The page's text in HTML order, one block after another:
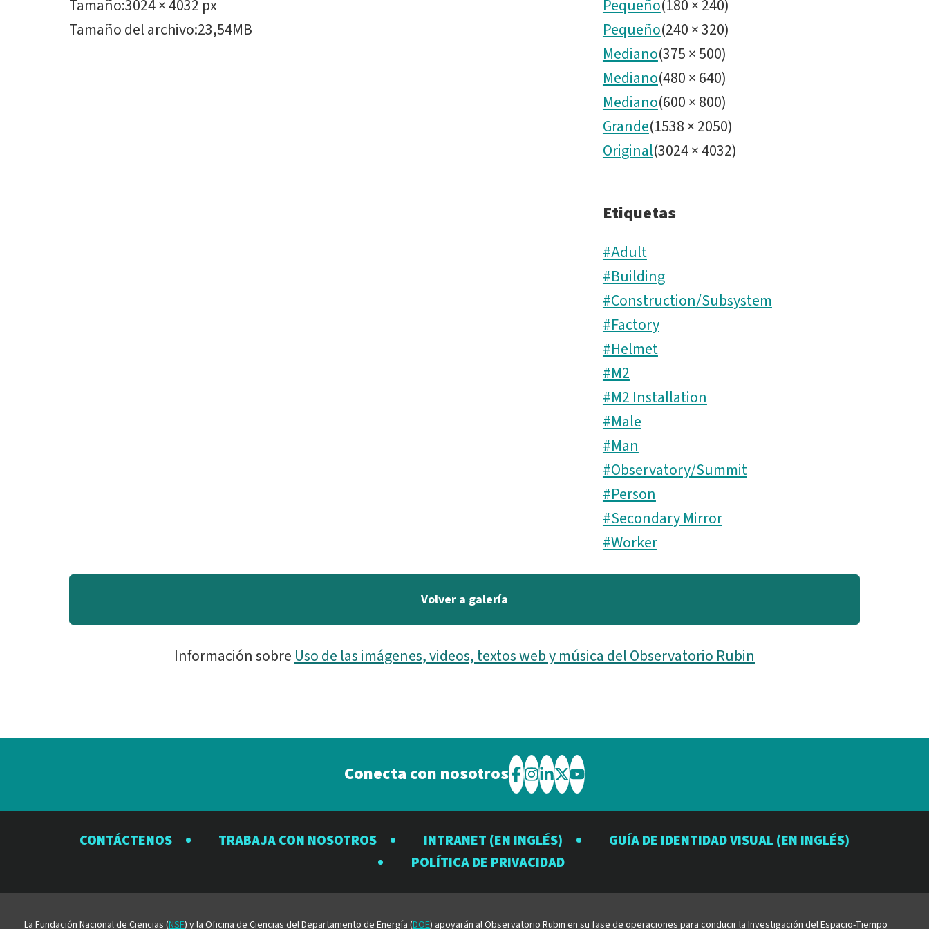
Tamaño:3024 × 4032 px
Tamaño del archivo:23,54MB
Pequeño(180×240)
Pequeño(240×320)
Mediano(375×500)
Mediano(480×640)
Mediano(600×800)
Grande(1538×2050)
Original(3024×4032)
Etiquetas
#Adult
#Building
#Construction/Subsystem
#Factory
#Helmet
#M2
#M2 Installation
#Male
#Man
#Observatory/Summit
#Person
#Secondary Mirror
#Worker
Volver a galería
Información sobre Uso de las imágenes, videos, textos web y música del Observatorio Rubin
Conecta con nosotros Visite
el
Observatorio
Rubin
Visite
el
Observatorio
Rubin
Visite
el
Observatorio
Rubin
Visite
el
Observatorio
Rubin
Visite
el
Observatorio
CONTÁCTENOS TRABAJA CON NOSOTROS INTRANET (EN INGLÉS)
GUÍA DE IDENTIDAD VISUAL (EN INGLÉS)
POLÍTICA DE PRIVACIDAD
La Fundación Nacional de Ciencias (NSF) y la Oficina de Ciencias del Departamento de Energía (DOE) apoyarán al Observatorio Rubin en su fase de operaciones para conducir la Investigación del Espacio-Tiempo